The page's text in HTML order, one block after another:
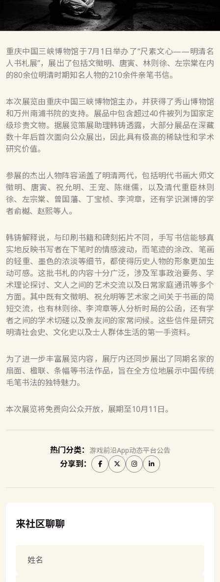
重庆中国三峡博物馆于7月1日举办了“尺素文心——明清名
人书札展”，展出了包括文徵明、唐寅、林则徐、左宗棠在内
的80余位明清时期知名人物的210余件亲笔书信。
本次展览由重庆中国三峡博物馆主办，并获得了秀山博物馆
和万州南浦书院的支持。展品中包含超过40件被列为国家定
级珍贵文物。据展览策展助理韩铸透露，大部分展品在深藏
数十年后首次面向公众展出，因此具有极高的稀缺性和学术
研究价值。
参展的杰出人物阵容涵盖了明清两代，包括明代书画大师文
徵明、唐寅、祝允明、王宠、陈继儒，以及清代重臣林则
徐、左宗棠、曾国藩、丁宝桢、李鸿章，还有学识渊博的学
者俞樾、赵熙等人。
韩铸解释说，与印刷书籍和碑刻拓片不同，手写书信能够真
实地反映书写者在下笔时的情感波动，而笔迹的涂改、笔画
的轻重、墨色的浓淡等细节，都使得历史人物的形象更加生
动可感。这批书札的内容十分广泛，涉及军事政治要务、学
术理论探讨、文人之间的艺术交流以及日常家庭通讯等多个
方面。其中既有文徵明、祝允明等艺术家之间关于书画的简
短交流，也有林则徐、李鸿章等人分析时局的公函，还有学
者之间的学术切磋以及亲友间的家常问候。这些信件是研究
明清社会史、文化史以及士人群体生活的第一手资料。
为了进一步丰富展览内容，展厅内还同步展出了同期名家的
扇面、楹联、条幅等书法作品，旨在全方位地展示中国传统
毛笔书法的独特魅力。
本次展览将免费向公众开放，展期至10月11日。
热门分类： 游戏前沿App动态平台公告
分享到：
来社区聊聊